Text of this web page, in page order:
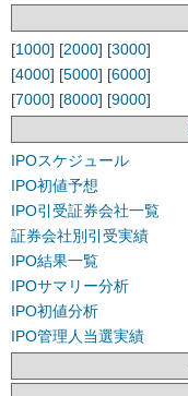
[1000] [2000] [3000]
[4000] [5000] [6000]
[7000] [8000] [9000]
IPOスケジュール
IPO初値予想
IPO引受証券会社一覧
証券会社別引受実績
IPO結果一覧
IPOサマリー分析
IPO初値分析
IPO管理人当選実績